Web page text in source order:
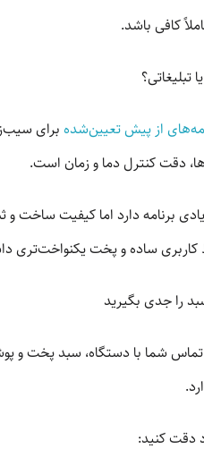
کافی باشد.
تبلیغاتی؟
از پیش تعیین‌شده برای
دقت کنترل دما و زمان است.
برنامه دارد اما کیفیت ساخت
کاربری ساده و پخت یکنواخت‌تری
را جدی بگیرید
تماس شما با دستگاه، سبد پخت
دقت کنید: